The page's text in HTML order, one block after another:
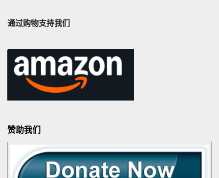
通过购物支持我们
赞助我们